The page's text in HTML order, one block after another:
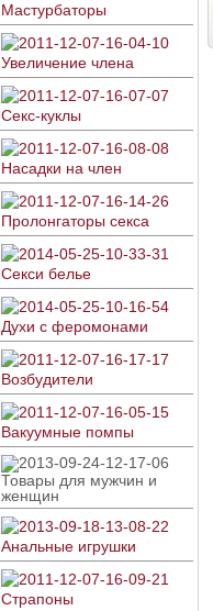
Мастурбаторы
Увеличение члена
Секс-куклы
Насадки на член
Пролонгаторы секса
Секси белье
Духи с феромонами
Возбудители
Вакуумные помпы
Товары для мужчин и
женщин
Анальные игрушки
Страпоны